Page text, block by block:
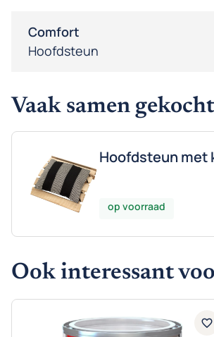
Comfort
Hoofdsteun
Vaak samen gekocht
Hoofdsteun met
op voorraad
Ook interessant